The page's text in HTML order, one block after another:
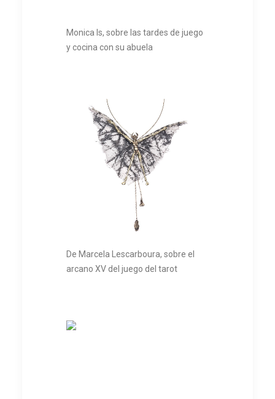
Monica Is, sobre las tardes de juego
y cocina con su abuela
De Marcela Lescarboura, sobre el
arcano XV del juego del tarot